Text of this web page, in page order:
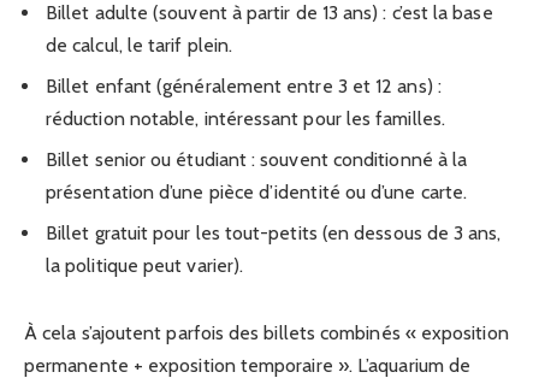
Billet adulte (souvent à partir de 13 ans) : c’est la base
de calcul, le tarif plein.
Billet enfant (généralement entre 3 et 12 ans) :
réduction notable, intéressant pour les familles.
Billet senior ou étudiant : souvent conditionné à la
présentation d’une pièce d’identité ou d’une carte.
Billet gratuit pour les tout-petits (en dessous de 3 ans,
la politique peut varier).
À cela s’ajoutent parfois des billets combinés « exposition
permanente + exposition temporaire ». L’aquarium de